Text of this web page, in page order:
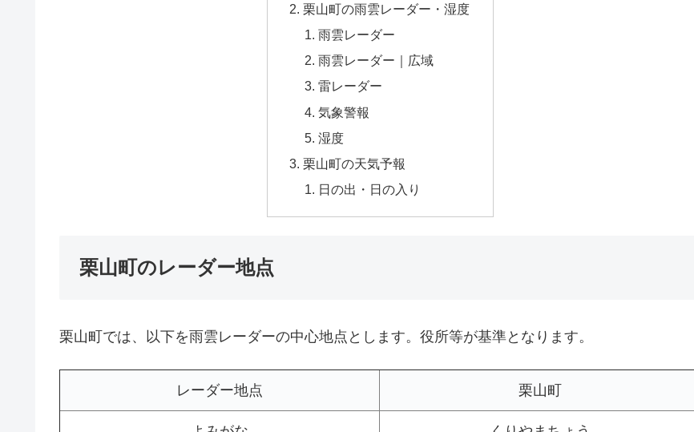
栗山町の雨雲レーダー・湿度
雨雲レーダー
雨雲レーダー｜広域
雷レーダー
気象警報
湿度
栗山町の天気予報
日の出・日の入り
栗山町のレーダー地点
栗山町では、以下を雨雲レーダーの中心地点とします。役所等が基準となります。
レーダー地点 栗山町